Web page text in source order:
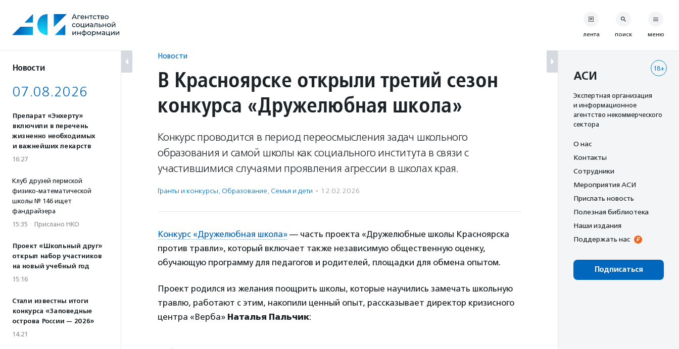
содержанию
Новости
07.08.2026
Препарат «Энхерту»
включили в перечень
жизненно необходимых
и важнейших лекарств
16:27
Клуб друзей пермской
физико-математической
школы № 146 ищет
фандрайзера
15:35 · Прислано НКО
Проект «Школьный друг»
открыл набор участников
на новый учебный год
15:16
Стали известны итоги
конкурса «Заповедные
острова России — 2026»
14:21
Новости
В Красноярске открыли третий сезон
конкурса «Дружелюбная школа»
Конкурс проводится в период переосмысления задач школьного
образования и самой школы как социального института в связи с
участившимися случаями проявления агрессии в школах края.
Гранты и конкурсы, Образование, Семья и дети · 12.02.2026
Конкурс «Дружелюбная школа» — часть проекта «Дружелюбные школы Красноярска
против травли», который включает также независимую общественную оценку,
обучающую программу для педагогов и родителей, площадки для обмена опытом.
Проект родился из желания поощрить школы, которые научились замечать школьную
травлю, работают с этим, накопили ценный опыт, рассказывает директор кризисного
центра «Верба» Наталья Пальчик:
лента поиск меню
18+
АСИ
Экспертная организация
и информационное
агентство некоммерческого
сектора
О нас
Контакты
Сотрудники
Мероприятия АСИ
Прислать новость
Полезная библиотека
Наши издания
Поддержать нас
Подписаться